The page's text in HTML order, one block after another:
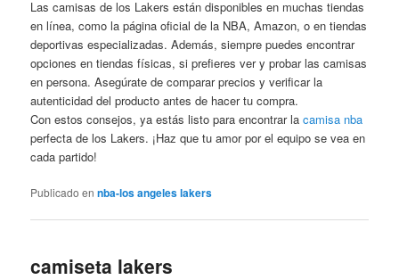
Las camisas de los Lakers están disponibles en muchas tiendas
en línea, como la página oficial de la NBA, Amazon, o en tiendas
deportivas especializadas. Además, siempre puedes encontrar
opciones en tiendas físicas, si prefieres ver y probar las camisas
en persona. Asegúrate de comparar precios y verificar la
autenticidad del producto antes de hacer tu compra.
Con estos consejos, ya estás listo para encontrar lacamisa nba
perfecta de los Lakers. ¡Haz que tu amor por el equipo se vea en
cada partido!
Publicado en nba-los angeles lakers
camiseta lakers